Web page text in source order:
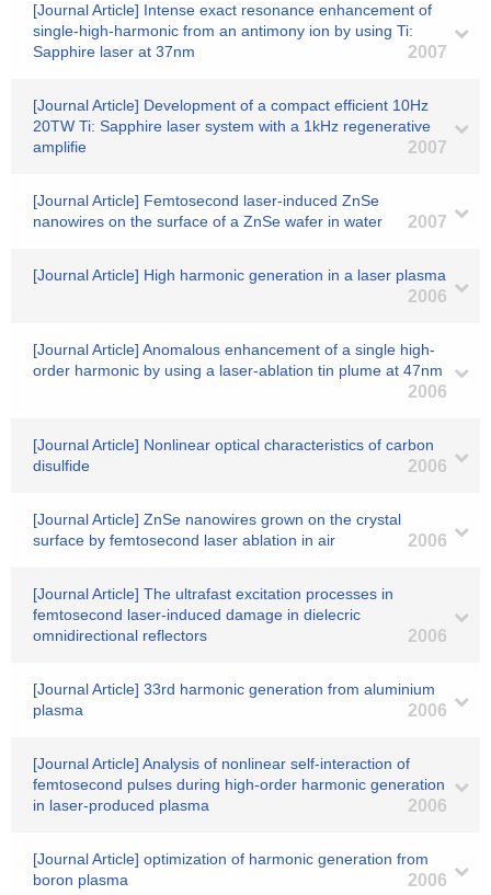
[Journal Article] Intense exact resonance enhancement of
single-high-harmonic from an antimony ion by using Ti:
Sapphire laser at 37nm
2007
[Journal Article] Development of a compact efficient 10Hz
20TW Ti: Sapphire laser system with a 1kHz regenerative
amplifie
2007
[Journal Article] Femtosecond laser-induced ZnSe
nanowires on the surface of a ZnSe wafer in water
2007
[Journal Article] High harmonic generation in a laser plasma
2006
[Journal Article] Anomalous enhancement of a single high-
order harmonic by using a laser-ablation tin plume at 47nm
2006
[Journal Article] Nonlinear optical characteristics of carbon
disulfide
2006
[Journal Article] ZnSe nanowires grown on the crystal
surface by femtosecond laser ablation in air
2006
[Journal Article] The ultrafast excitation processes in
femtosecond laser-induced damage in dielecric
omnidirectional reflectors
2006
[Journal Article] 33rd harmonic generation from aluminium
plasma
2006
[Journal Article] Analysis of nonlinear self-interaction of
femtosecond pulses during high-order harmonic generation
in laser-produced plasma
2006
[Journal Article] optimization of harmonic generation from
boron plasma
2006